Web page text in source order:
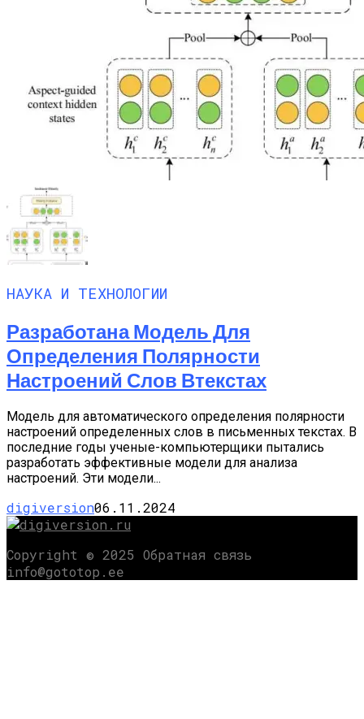
НАУКА И ТЕХНОЛОГИИ
Разработана Модель Для
Определения Полярности
Настроений Слов Втекстах
Модель для автоматического определения полярности
настроений определенных слов в письменных текстах. В
последние годы ученые-компьютерщики пытались
разработать эффективные модели для анализа
настроений. Эти модели...
digiversion06.11.2024
Copyright © 2025 Обратная связь
info@gototop.ee